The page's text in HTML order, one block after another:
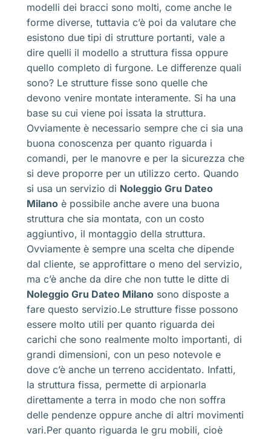
modelli dei bracci sono molti, come anche le
forme diverse, tuttavia c’è poi da valutare che
esistono due tipi di strutture portanti, vale a
dire quelli il modello a struttura fissa oppure
quello completo di furgone. Le differenze quali
sono? Le strutture fisse sono quelle che
devono venire montate interamente. Si ha una
base su cui viene poi issata la struttura.
Ovviamente è necessario sempre che ci sia una
buona conoscenza per quanto riguarda i
comandi, per le manovre e per la sicurezza che
si deve proporre per un utilizzo certo. Quando
si usa un servizio di Noleggio Gru Dateo
Milano è possibile anche avere una buona
struttura che sia montata, con un costo
aggiuntivo, il montaggio della struttura.
Ovviamente è sempre una scelta che dipende
dal cliente, se approfittare o meno del servizio,
ma c’è anche da dire che non tutte le ditte di
Noleggio Gru Dateo Milano sono disposte a
fare questo servizio.Le strutture fisse possono
essere molto utili per quanto riguarda dei
carichi che sono realmente molto importanti, di
grandi dimensioni, con un peso notevole e
dove c’è anche un terreno accidentato. Infatti,
la struttura fissa, permette di arpionarla
direttamente a terra in modo che non soffra
delle pendenze oppure anche di altri movimenti
vari.Per quanto riguarda le gru mobili, cioè